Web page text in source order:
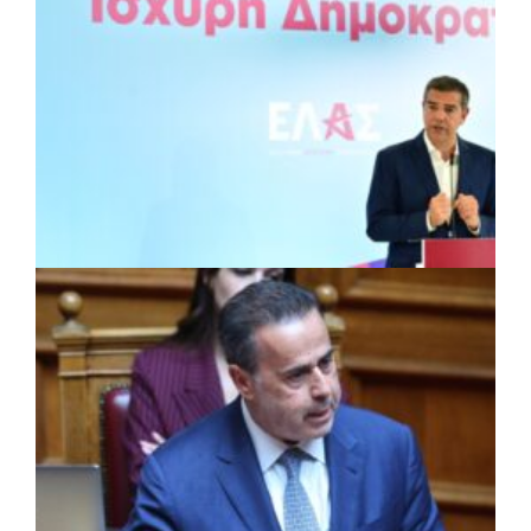
ΠΟΛΙΤΙΚΗ | 28/07/2026 · 15:46
Τσίπρας: Νέα αρχιτεκτονική για την
Αυτοδιοίκηση με το σχέδιο
«Αριστοτέλης»